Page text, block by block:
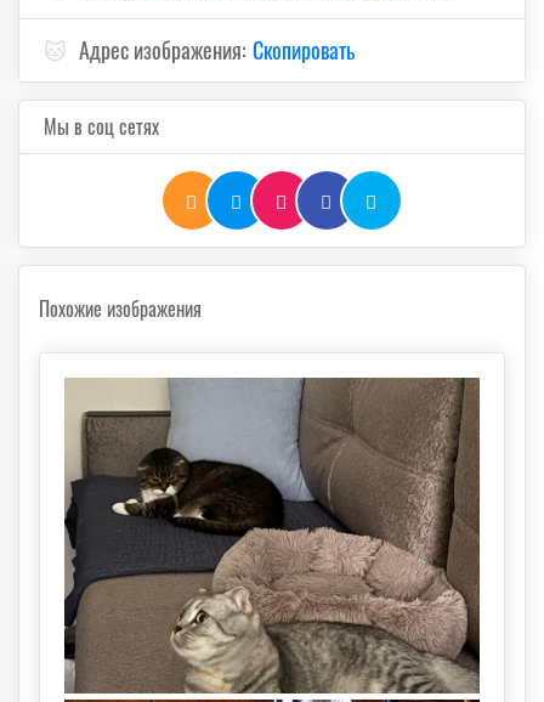
🐱 Адрес изображения: Скопировать
Мы в соц сетях
Похожие изображения